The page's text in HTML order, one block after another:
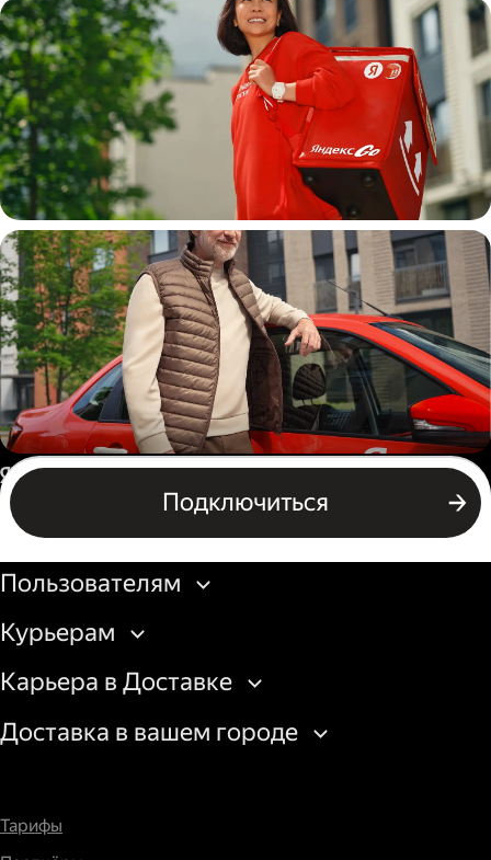
Пеший курьер
Автокурьер
Подключиться
Подключиться
Россия
Бизнесу
Пользователям
Курьерам
Карьера в Доставке
Доставка в вашем городе
Тарифы